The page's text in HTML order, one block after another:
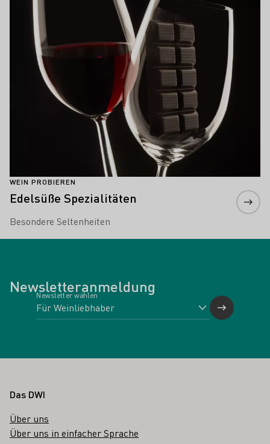
WEIN PROBIEREN
Edelsüße Spezialitäten
Besondere Seltenheiten
Newsletteranmeldung
Newsletter wählen
Fußbereich
Das DWI
Über uns
Über uns in einfacher Sprache